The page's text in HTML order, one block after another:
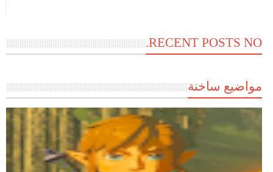
RECENT POSTS NO.
مواضيع ساخنة